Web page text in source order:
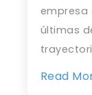
empresa
últimas
Read